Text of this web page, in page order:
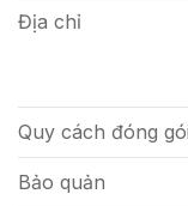
Địa chỉ
Quy cách đóng gói
Bảo quản